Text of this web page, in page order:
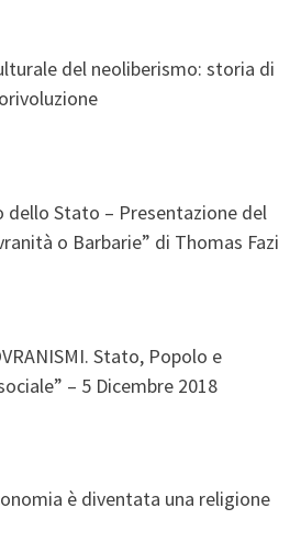
del neoliberismo: storia di
dello Stato – Presentazione del
o Barbarie” di Thomas Fazi
Stato, Popolo e
– 5 Dicembre 2018
è diventata una religione